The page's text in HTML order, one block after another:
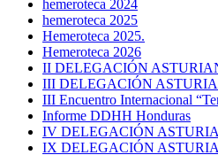
hemeroteca 2024
hemeroteca 2025
Hemeroteca 2025.
Hemeroteca 2026
II DELEGACIÓN
III DELEGACIÓN
III Encuentro Internacional
Informe DDHH Honduras
IV DELEGACIÓN
IX DELEGACIÓN